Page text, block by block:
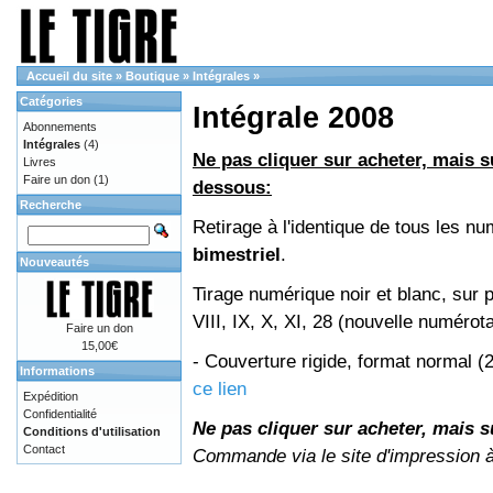
Accueil du site » Boutique » Intégrales »
Intégrale 2008
Ne pas cliquer sur acheter, mais
dessous:
Retirage à l'identique de tous les
bimestriel.
Tirage numérique noir et blanc, sur
VIII, IX, X, XI, 28 (nouvelle
- Couverture rigide, format normal
ce lien
Ne pas cliquer sur acheter, mais
Commande via le site d'impression
Catégories
Abonnements
Intégrales (4)
Livres
Faire un don (1)
Recherche
Nouveautés
Faire un don
15,00€
Informations
Expédition
Confidentialité
Conditions d'utilisation
Contact